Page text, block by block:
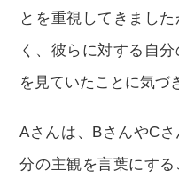
とを重視してきまし
く、彼らに対する自
を見ていたことに気づ
Aさんは、BさんやC
分の主観を言葉にす